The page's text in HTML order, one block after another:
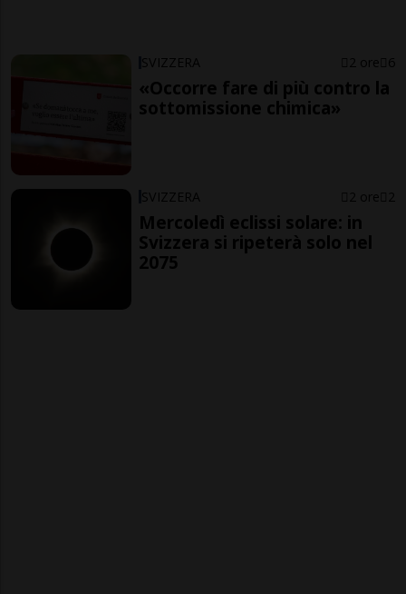
SVIZZERA 2 ore 6
«Occorre fare di più contro la
sottomissione chimica»
SVIZZERA 2 ore 2
Mercoledì eclissi solare: in
Svizzera si ripeterà solo nel
2075